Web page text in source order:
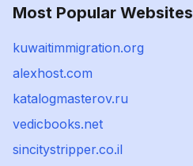
Most Popular Websites
kuwaitimmigration.org
alexhost.com
katalogmasterov.ru
vedicbooks.net
sincitystripper.co.il